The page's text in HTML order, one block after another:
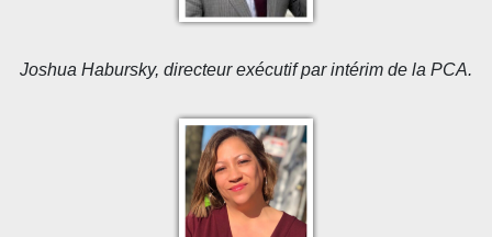
Joshua Habursky, directeur exécutif par intérim de la PCA.